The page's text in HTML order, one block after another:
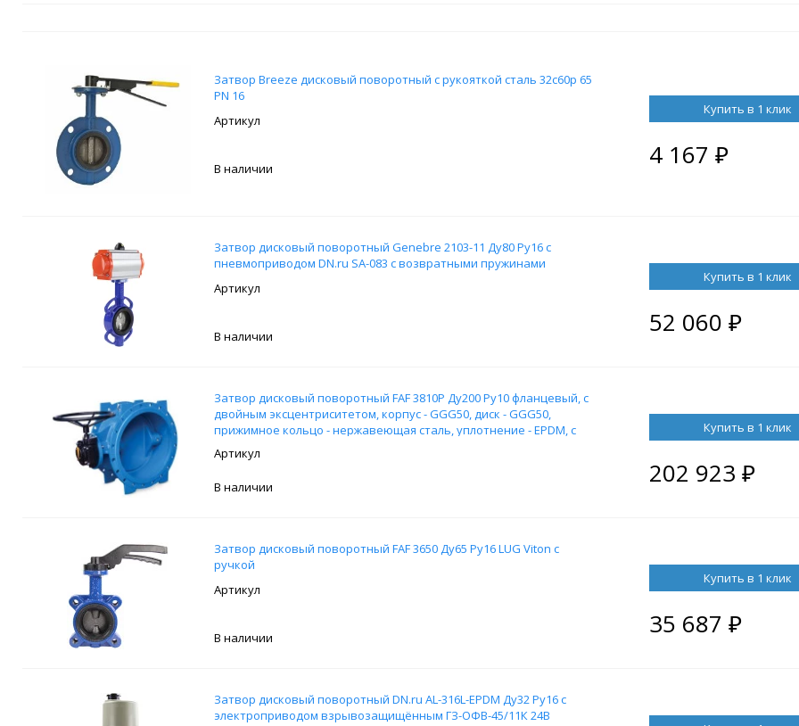
Затвор Breeze дисковый поворотный с рукояткой сталь 32с60р 65
PN 16
В наличии
Купить в 1 клик
4 167₽
Затвор дисковый поворотный Genebre 2103-11 Ду80 Ру16 с
пневмоприводом DN.ru SA-083 с возвратными пружинами
В наличии
Купить в 1 клик
52 060₽
Затвор дисковый поворотный FAF 3810P Ду200 Ру10 фланцевый, с
двойным эксцентриситетом, корпус - GGG50, диск - GGG50,
прижимное кольцо - нержавеющая сталь, уплотнение - EPDM, с
редуктором
В наличии
Купить в 1 клик
202 923₽
Затвор дисковый поворотный FAF 3650 Ду65 Ру16 LUG Viton с
ручкой
В наличии
Купить в 1 клик
35 687₽
Затвор дисковый поворотный DN.ru AL-316L-EPDM Ду32 Ру16 с
электроприводом взрывозащищённым ГЗ-ОФВ-45/11К 24В